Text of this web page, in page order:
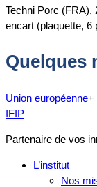
Techni Porc (FRA),
encart (plaquette, 6
Quelques
Union européenne+
IFIP
Partenaire de vos
L’institut
Nos